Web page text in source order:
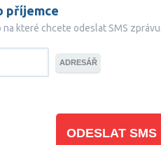
příjemce
které chcete odeslat SMS zprávu.
ADRESÁŘ
ODESLAT SMS